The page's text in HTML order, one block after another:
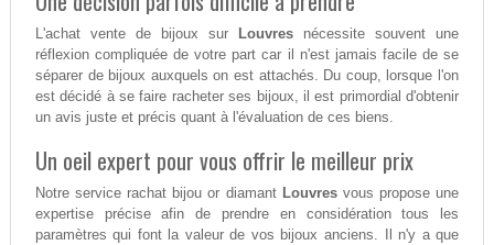
L'achat vente de bijoux sur Louvres nécessite souvent une
réflexion compliquée de votre part car il n'est jamais facile de se
séparer de bijoux auxquels on est attachés. Du coup, lorsque l'on
est décidé à se faire racheter ses bijoux, il est primordial d'obtenir
un avis juste et précis quant à l'évaluation de ces biens.
Un oeil expert pour vous offrir le meilleur prix
Notre service rachat bijou or diamant Louvresvous propose une
expertise précise afin de prendre en considération tous les
paramètres qui font la valeur de vos bijoux anciens. Il n'y a que